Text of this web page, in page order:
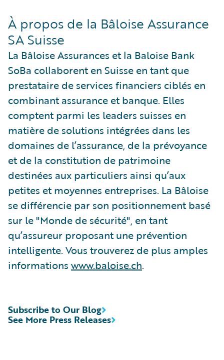
À propos de la Bâloise Assurance
SA Suisse
La Bâloise Assurances et la Baloise Bank
SoBa collaborent en Suisse en tant que
prestataire de services financiers ciblés en
combinant assurance et banque. Elles
comptent parmi les leaders suisses en
matière de solutions intégrées dans les
domaines de l’assurance, de la prévoyance
et de la constitution de patrimoine
destinées aux particuliers ainsi qu’aux
petites et moyennes entreprises. La Bâloise
se différencie par son positionnement basé
sur le "Monde de sécurité", en tant
qu’assureur proposant une prévention
intelligente. Vous trouverez de plus amples
informations www.baloise.ch.
See More Press Releases
Subscribe to Our Blog